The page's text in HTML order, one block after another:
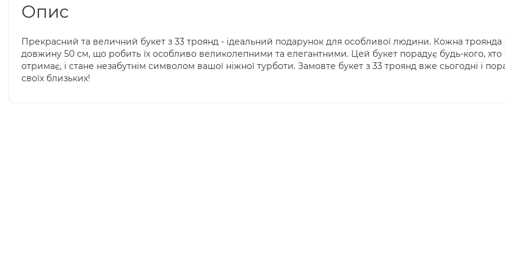
Опис
Прекрасний та величний букет з 33 троянд - ідеальний подарунок для особливої людини. Кожна троянда
довжину 50 см, що робить їх особливо великолепними та елегантними. Цей букет порадує будь-кого, хто
отримає, і стане незабутнім символом вашої ніжної турботи. Замовте букет з 33 троянд вже сьогодні і
своїх близьких!